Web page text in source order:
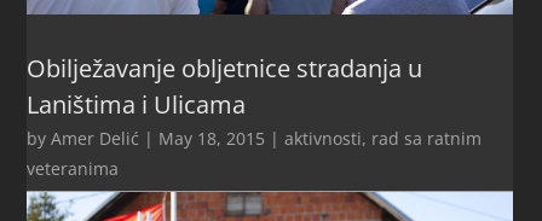
Obilježavanje obljetnice stradanja u
Laništima i Ulicama
byAmer Delić | May 18, 2015 |aktivnosti, rad sa ratnim
veteranima